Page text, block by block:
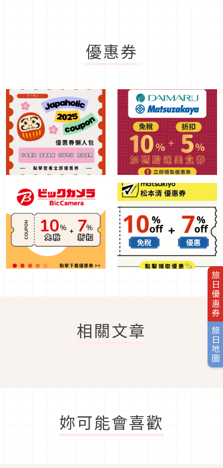
旅日優惠券
旅日地圖
優惠券
相關文章
妳可能會喜歡